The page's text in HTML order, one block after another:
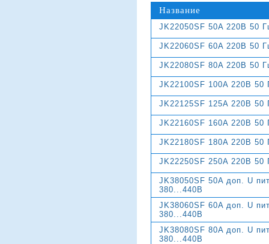
Название
JK22050SF 50A 220В 50
JK22060SF 60A 220В 50
JK22080SF 80A 220В 50
JK22100SF 100A 220В 50
JK22125SF 125A 220В 50
JK22160SF 160A 220В 50
JK22180SF 180A 220В 50
JK22250SF 250A 220В 50
JK38050SF 50A доп. U
380...440В
JK38060SF 60A доп. U
380...440В
JK38080SF 80A доп. U
380...440В